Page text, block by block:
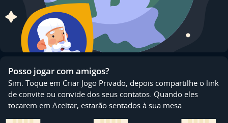
Posso jogar com amigos?
Sim. Toque em Criar Jogo Privado, depois compartilhe o link
de convite ou convide dos seus contatos. Quando eles
tocarem em Aceitar, estarão sentados à sua mesa.